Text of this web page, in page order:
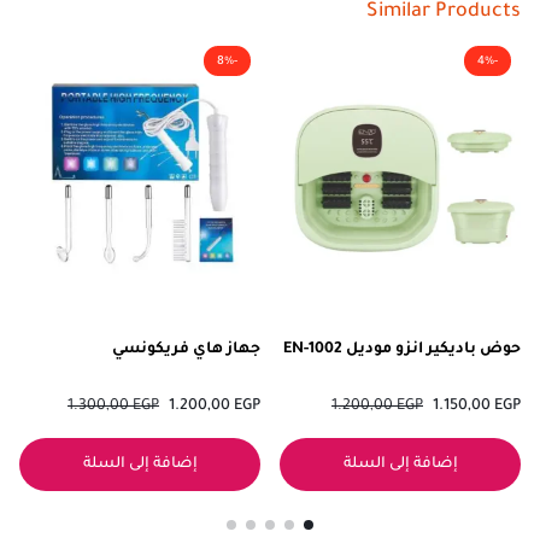
Similar Products
-4%
حوض باديكير انزو موديل EN-1002
1.150,00 EGP
1.200,00EGP
إضافة إلى السلة
-8%
جهاز هاي فريكونسي
1.200,00 EGP
1.300,00EGP
إضافة إلى السلة